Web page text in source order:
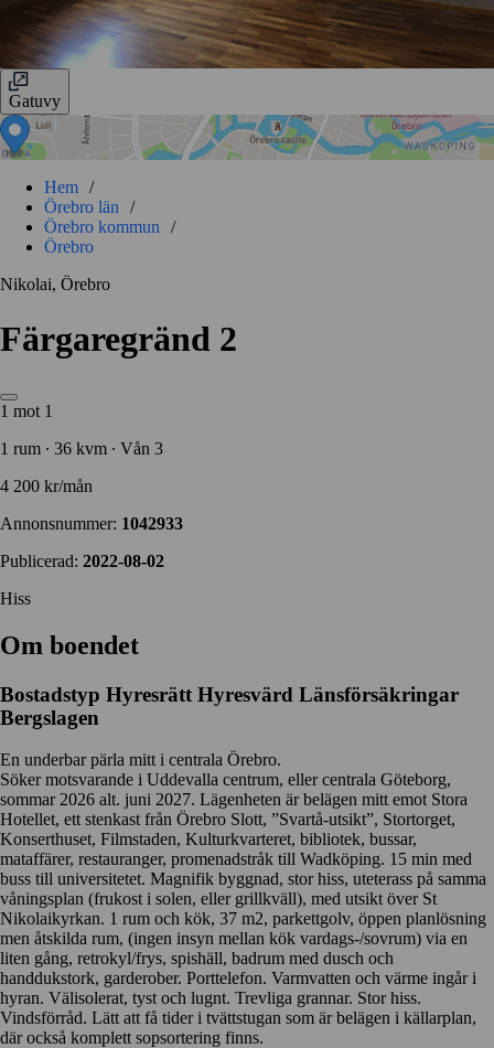
Gatuvy
Hem /
Örebro län
/
Örebro kommun
/
Örebro
Nikolai, Örebro
Färgaregränd 2
1 mot 1
1 rum ∙ 36 kvm ∙ Vån 3
4 200 kr/mån
Annonsnummer: 1042933
Publicerad: 2022-08-02
Hiss
Om boendet
Bostadstyp Hyresrätt Hyresvärd Länsförsäkringar
Bergslagen
En underbar pärla mitt i centrala Örebro.
Söker motsvarande i Uddevalla centrum, eller centrala Göteborg,
sommar 2026 alt. juni 2027. Lägenheten är belägen mitt emot Stora
Hotellet, ett stenkast från Örebro Slott, ”Svartå-utsikt”, Stortorget,
Konserthuset, Filmstaden, Kulturkvarteret, bibliotek, bussar,
mataffärer, restauranger, promenadstråk till Wadköping. 15 min med
buss till universitetet. Magnifik byggnad, stor hiss, uteterass på samma
våningsplan (frukost i solen, eller grillkväll), med utsikt över St
Nikolaikyrkan. 1 rum och kök, 37 m2, parkettgolv, öppen planlösning
men åtskilda rum, (ingen insyn mellan kök vardags-/sovrum) via en
liten gång, retrokyl/frys, spishäll, badrum med dusch och
handdukstork, garderober. Porttelefon. Varmvatten och värme ingår i
hyran. Välisolerat, tyst och lugnt. Trevliga grannar. Stor hiss.
Vindsförråd. Lätt att få tider i tvättstugan som är belägen i källarplan,
där också komplett sopsortering finns.